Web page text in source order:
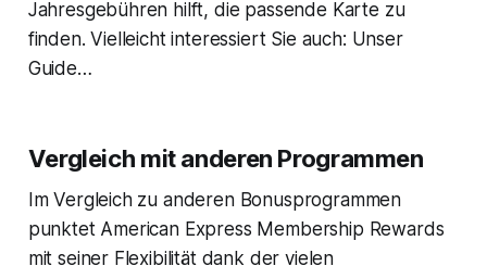
Jahresgebühren hilft, die passende Karte zu
finden. Vielleicht interessiert Sie auch: Unser
Guide…
Vergleich mit anderen Programmen
Im Vergleich zu anderen Bonusprogrammen
punktet American Express Membership Rewards
mit seiner Flexibilität dank der vielen